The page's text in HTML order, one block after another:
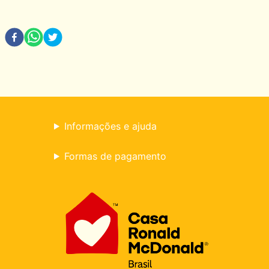
Consulte o regulamento completo da campanha em
https://www.mcdonalds.com.br/mcdia-feliz/regulamento-
restaurantes-participantes .
Informações e ajuda
Formas de pagamento